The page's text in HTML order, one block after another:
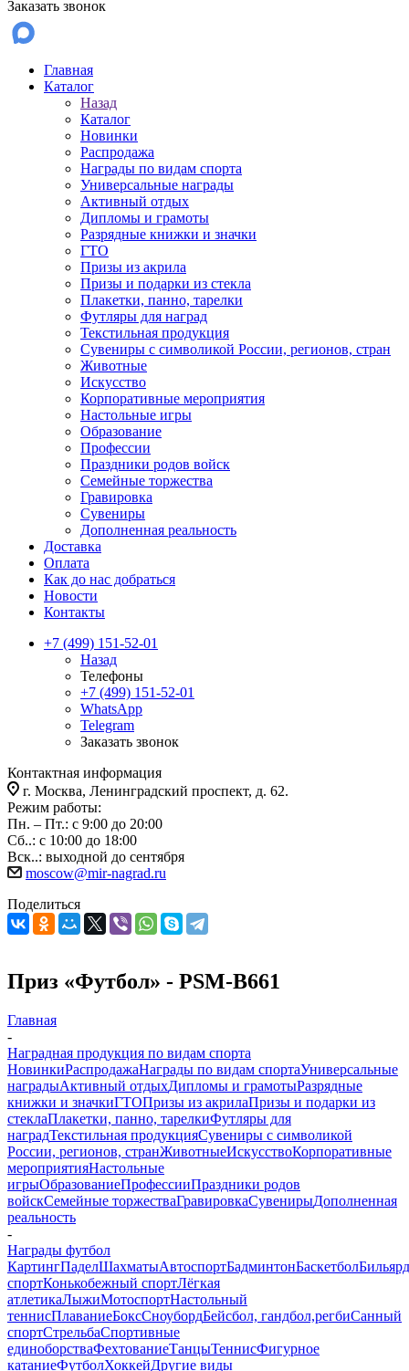
Заказать звонок
Главная
Каталог
Назад
Каталог
Новинки
Распродажа
Награды по видам спорта
Универсальные награды
Активный отдых
Дипломы и грамоты
Разрядные книжки и значки
ГТО
Призы из акрила
Призы и подарки из стекла
Плакетки, панно, тарелки
Футляры для наград
Текстильная продукция
Сувениры с символикой России, регионов, стран
Животные
Искусство
Корпоративные мероприятия
Настольные игры
Образование
Профессии
Праздники родов войск
Семейные торжества
Гравировка
Сувениры
Дополненная реальность
Доставка
Оплата
Как до нас добраться
Новости
Контакты
+7 (499) 151-52-01
Назад
Телефоны
+7 (499) 151-52-01
WhatsApp
Telegram
Заказать звонок
Контактная информация
г. Москва, Ленинградский проспект, д. 62.
Режим работы:
Пн. – Пт.: с 9:00 до 20:00
Сб..: с 10:00 до 18:00
Вск..: выходной до сентября
moscow@mir-nagrad.ru
Поделиться
Приз «Футбол» - PSM-B661
Главная
-
Наградная продукция по видам спорта
НовинкиРаспродажаНаграды по видам спортаУниверсальные
наградыАктивный отдыхДипломы и грамотыРазрядные
книжки и значкиГТОПризы из акрилаПризы и подарки из
стеклаПлакетки, панно, тарелкиФутляры для
наградТекстильная продукцияСувениры с символикой
России, регионов, странЖивотныеИскусствоКорпоративные
мероприятияНастольные
игрыОбразованиеПрофессииПраздники родов
войскСемейные торжестваГравировкаСувенирыДополненная
реальность
-
Награды футбол
КартингПаделШахматыАвтоспортБадминтонБаскетболБильярд
спортКонькобежный спортЛёгкая
атлетикаЛыжиМотоспортНастольный
теннисПлаваниеБоксСноубордБейсбол, гандбол,регбиСанный
спортСтрельбаСпортивные
единоборстваФехтованиеТанцыТеннисФигурное
катаниеФутболХоккейДругие виды